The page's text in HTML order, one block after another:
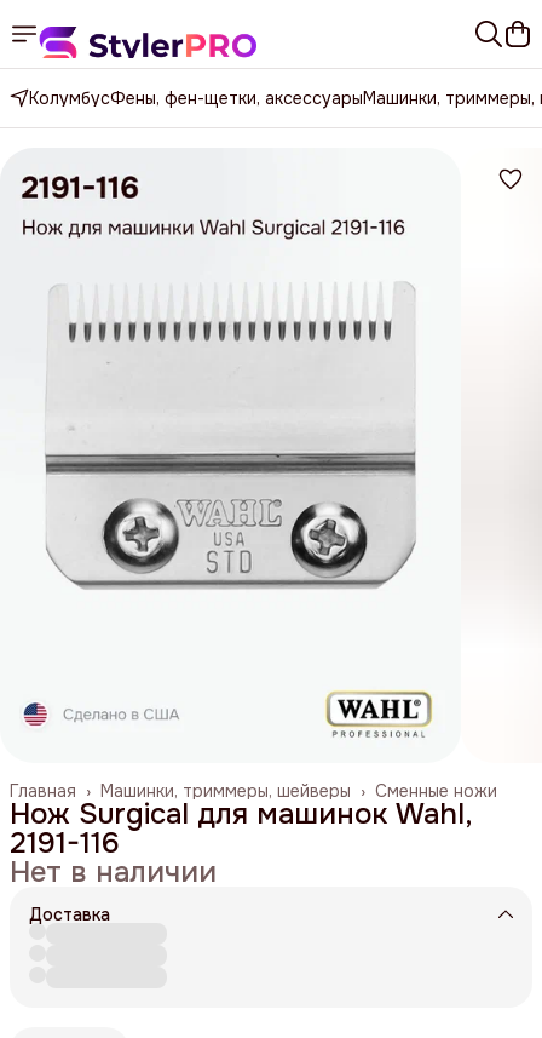
КолумбусФены, фен-щетки, аксессуарыМашинки, триммеры,
Сменные ножи
Машинки, триммеры, шейверы ›
Главная ›
Нож Surgical для машинок Wahl,
2191-116
Нет в наличии
Доставка